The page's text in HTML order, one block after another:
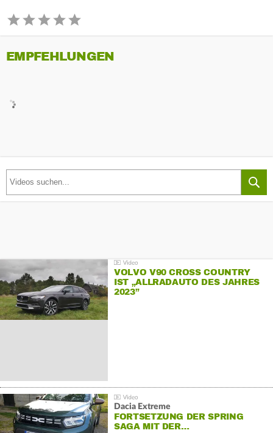
EMPFEHLUNGEN
VOLVO V90 CROSS COUNTRY
IST „ALLRADAUTO DES JAHRES
2023”
Dacia Extreme
FORTSETZUNG DER SPRING
SAGA MIT DER…